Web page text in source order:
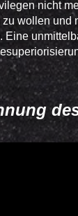
nicht
wollen und
Eine